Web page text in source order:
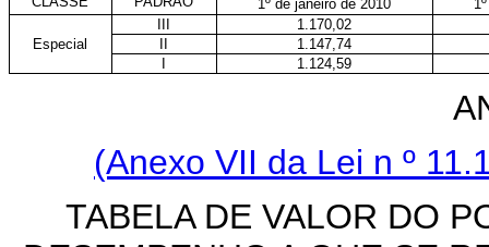
1º de janeiro de 2010
III
1.170,02
Especial
II
1.147,74
I
1.124,59
(Anexo VII da Lei n º
TABELA DE VALOR DO